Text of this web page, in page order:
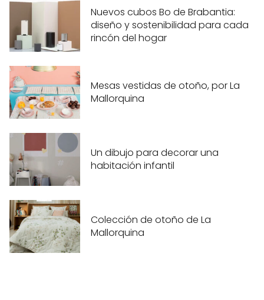
Nuevos cubos Bo de Brabantia:
diseño y sostenibilidad para cada
rincón del hogar
Mesas vestidas de otoño, por La
Mallorquina
Un dibujo para decorar una
habitación infantil
Colección de otoño de La
Mallorquina